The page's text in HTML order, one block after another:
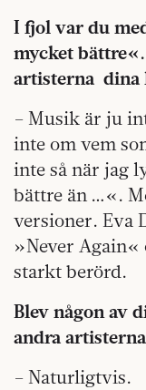
I fjol var du
mycket
artisterna dina
– Musik är ju
inte om vem
inte så när jag
bättre än …«.
versioner. Eva
»Never Again«
starkt berörd.
Blev någon av
andra
– Naturligtvis.